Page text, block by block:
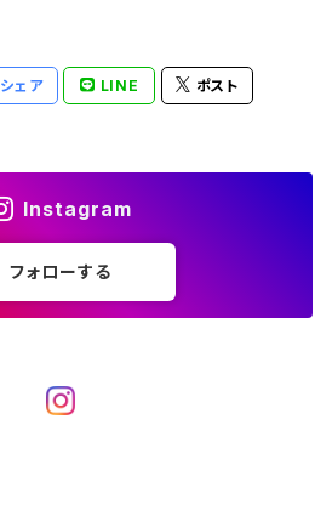
シェア LINE ポスト
Instagram
フォローする